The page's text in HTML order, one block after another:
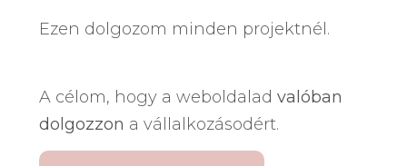
Ezen dolgozom minden projektnél.
A célom, hogy a weboldalad valóban
dolgozzon a vállalkozásodért.